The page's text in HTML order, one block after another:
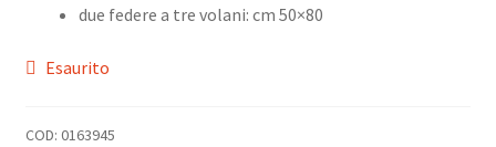
due federe a tre volani: cm 50×80
Esaurito
COD: 0163945